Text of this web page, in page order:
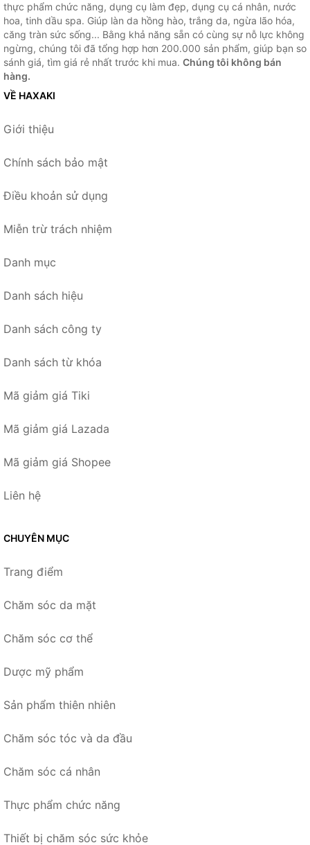
thực phẩm chức năng, dụng cụ làm đẹp, dụng cụ cá nhân, nước
hoa, tinh dầu spa. Giúp làn da hồng hào, trắng da, ngừa lão hóa,
căng tràn sức sống... Bằng khả năng sẵn có cùng sự nỗ lực không
ngừng, chúng tôi đã tổng hợp hơn 200.000 sản phẩm, giúp bạn so
sánh giá, tìm giá rẻ nhất trước khi mua. Chúng tôi không bán
hàng.
VỀ HAXAKI
Giới thiệu
Chính sách bảo mật
Điều khoản sử dụng
Miễn trừ trách nhiệm
Danh mục
Danh sách hiệu
Danh sách công ty
Danh sách từ khóa
Mã giảm giá Tiki
Mã giảm giá Lazada
Mã giảm giá Shopee
Liên hệ
CHUYÊN MỤC
Trang điểm
Chăm sóc da mặt
Chăm sóc cơ thể
Dược mỹ phẩm
Sản phẩm thiên nhiên
Chăm sóc tóc và da đầu
Chăm sóc cá nhân
Thực phẩm chức năng
Thiết bị chăm sóc sức khỏe